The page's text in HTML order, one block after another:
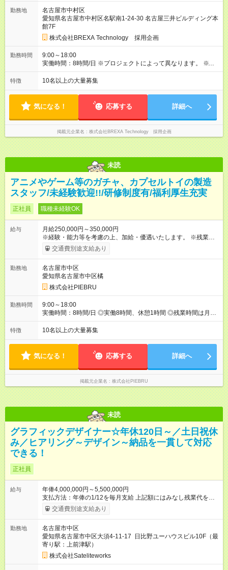
す。
勤務地
名古屋市中村区
愛知県名古屋市中村区名駅南1-24-30 名古屋三井ビルディング本
館7F
株式会社BREXA Technology 採用企画
勤務時間
9:00～18:00
実働時間：8時間/日 ※プロジェクトによって異なります。 ※サ
ービス残業はございません。残業代1分単位で支給。
特徴 10名以上の大量募集
気になる！ 応募する 詳細へ
掲載元企業名 株式会社BREXA Technology 採用企画
未読
アニメやゲーム等のガチャ、カプセルトイの製造
スタッフ/未経験歓迎!!/研修制度有/福利厚生充実
正社員 職種未経験OK
給与
月給250,000円～350,000円
※経験・能力等を考慮の上、加給・優遇いたします。 ※残業代は
全額支給します。 【試用期間】試用期間あり 試用期間の長さ：
2ヶ月 雇用形態、給与は本採用時と同じです。
交通費別途支給あり
勤務地
名古屋市中区
愛知県名古屋市中区橘
株式会社PIEBRU
勤務時間
9:00～18:00
実働時間：8時間/日 ◎実働8時間、休憩1時間 ◎残業時間は月平
均で20時間くらいです。
特徴 10名以上の大量募集
気になる！ 応募する 詳細へ
掲載元企業名 株式会社PIEBRU
未読
グラフィックデザイナー☆年休120日～／土日祝休
み／ヒアリング～デザイン～納品を一貫して対応
できる！
正社員
給与
年俸4,000,000円～5,500,000円
支払方法：年俸の1/12を毎月支給 上記額にはみなし残業代を含
みます。※超過分は全額支給いたします。 みなし残業代 60,000
円／月 みなし残業時間 30時間／月 年俸制 4,000,000円 ～
月、30時間分、60,000円を支給 超過した時間外労働の残業時間
代は追加支給 【試用期間】試用期間あり 試用期間の長さ：6ヶ
月 雇用形態、給与は本採用時と同じです。
交通費別途支給あり
勤務地
名古屋市中区
愛知県名古屋市中区大須4-11-17 日比野ユーハウスビル10F（最
寄り駅：上前津駅）
株式会社Sateliteworks